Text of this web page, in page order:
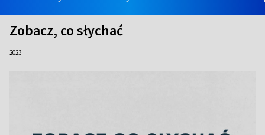
Zobacz, co słychać
2023